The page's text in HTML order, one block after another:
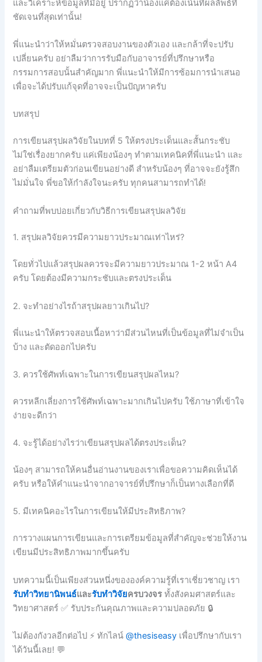
และวิเคราะห์ข้อมูลที่มีอยู่ ปรากฏว่าน้องแค่ต้องเน้นที่ผลลัพธ์ที่
ชัดเจนที่สุดเท่านั้น!
พี่แนะนำว่าให้หมั่นตรวจสอบงานของตัวเอง และกล้าที่จะปรับ
เปลี่ยนครับ อย่าลืมว่าการรับมือกับอาจารย์ที่ปรึกษาหรือ
กรรมการสอบนั้นสำคัญมาก พี่แนะนำให้มีการซ้อมการนำเสนอ
เพื่อจะได้ปรับแก้จุดที่อาจจะเป็นปัญหาครับ
บทสรุป
การเขียนสรุปผลวิจัยในบทที่ 5 ให้ตรงประเด็นและสั้นกระชับ
ไม่ใช่เรื่องยากครับ แค่เพียงน้องๆ ทำตามเทคนิคที่พี่แนะนำ และ
อย่าลืมเตรียมตัวก่อนเขียนอย่างดี สำหรับน้องๆ ที่อาจจะยังรู้สึก
ไม่มั่นใจ พี่ขอให้กำลังใจนะครับ ทุกคนสามารถทำได้!
คำถามที่พบบ่อยเกี่ยวกับวิธีการเขียนสรุปผลวิจัย
1. สรุปผลวิจัยควรมีความยาวประมาณเท่าไหร่?
โดยทั่วไปแล้วสรุปผลควรจะมีความยาวประมาณ 1-2 หน้า A4
ครับ โดยต้องมีความกระชับและตรงประเด็น
2. จะทำอย่างไรถ้าสรุปผลยาวเกินไป?
พี่แนะนำให้ตรวจสอบเนื้อหาว่ามีส่วนไหนที่เป็นข้อมูลที่ไม่จำเป็น
บ้าง และตัดออกไปครับ
3. ควรใช้ศัพท์เฉพาะในการเขียนสรุปผลไหม?
ควรหลีกเลี่ยงการใช้ศัพท์เฉพาะมากเกินไปครับ ใช้ภาษาที่เข้าใจ
ง่ายจะดีกว่า
4. จะรู้ได้อย่างไรว่าเขียนสรุปผลได้ตรงประเด็น?
น้องๆ สามารถให้คนอื่นอ่านงานของเราเพื่อขอความคิดเห็นได้
ครับ หรือให้คำแนะนำจากอาจารย์ที่ปรึกษาก็เป็นทางเลือกที่ดี
5. มีเทคนิคอะไรในการเขียนให้มีประสิทธิภาพ?
การวางแผนการเขียนและการเตรียมข้อมูลที่สำคัญจะช่วยให้งาน
เขียนมีประสิทธิภาพมากขึ้นครับ
บทความนี้เป็นเพียงส่วนหนึ่งขององค์ความรู้ที่เราเชี่ยวชาญ เรา
รับทำวิทยานิพนธ์และรับทำวิจัยครบวงจร ทั้งสังคมศาสตร์และ
วิทยาศาสตร์ ✅ รับประกันคุณภาพและความปลอดภัย 🔒
ไม่ต้องกังวลอีกต่อไป ⚡ ทักไลน์@thesiseasy เพื่อปรึกษากับเรา
ได้วันนี้เลย! 💬